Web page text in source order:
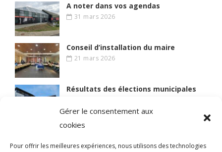
Gérer le consentement aux
cookies
Pour offrir les meilleures expériences, nous utilisons des technologies
A noter dans vos agendas
31 mars 2026
Conseil d’installation du maire
21 mars 2026
Résultats des élections municipales